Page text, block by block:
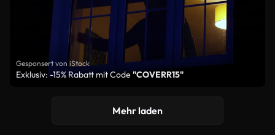
Gesponsert von iStock
Exklusiv: -15% Rabatt mit Code "COVERR15"
Mehr laden